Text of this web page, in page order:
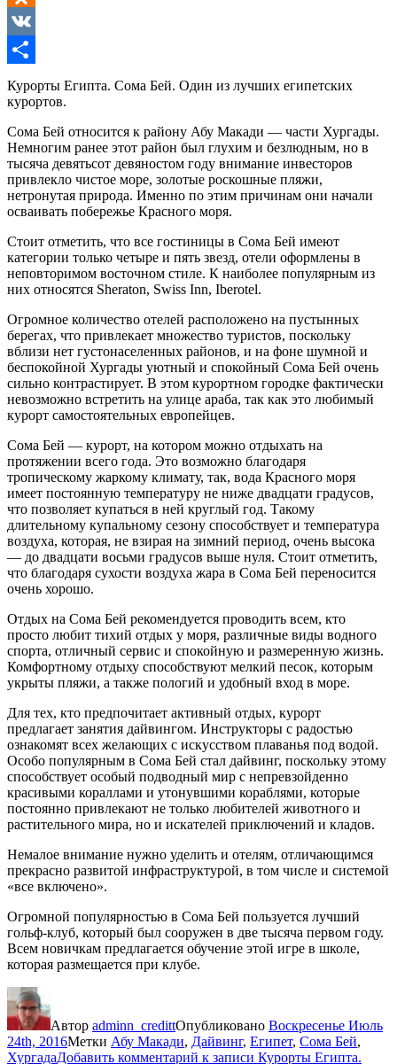
Odnoklassniki
VK
Отправить
Курорты Египта. Сома Бей. Один из лучших египетских
курортов.
Сома Бей относится к району Абу Макади — части Хургады.
Немногим ранее этот район был глухим и безлюдным, но в
тысяча девятьсот девяностом году внимание инвесторов
привлекло чистое море, золотые роскошные пляжи,
нетронутая природа. Именно по этим причинам они начали
осваивать побережье Красного моря.
Стоит отметить, что все гостиницы в Сома Бей имеют
категории только четыре и пять звезд, отели оформлены в
неповторимом восточном стиле. К наиболее популярным из
них относятся Sheraton, Swiss Inn, Iberotel.
Огромное количество отелей расположено на пустынных
берегах, что привлекает множество туристов, поскольку
вблизи нет густонаселенных районов, и на фоне шумной и
беспокойной Хургады уютный и спокойный Сома Бей очень
сильно контрастирует. В этом курортном городке фактически
невозможно встретить на улице араба, так как это любимый
курорт самостоятельных европейцев.
Сома Бей — курорт, на котором можно отдыхать на
протяжении всего года. Это возможно благодаря
тропическому жаркому климату, так, вода Красного моря
имеет постоянную температуру не ниже двадцати градусов,
что позволяет купаться в ней круглый год. Такому
длительному купальному сезону способствует и температура
воздуха, которая, не взирая на зимний период, очень высока
— до двадцати восьми градусов выше нуля. Стоит отметить,
что благодаря сухости воздуха жара в Сома Бей переносится
очень хорошо.
Отдых на Сома Бей рекомендуется проводить всем, кто
просто любит тихий отдых у моря, различные виды водного
спорта, отличный сервис и спокойную и размеренную жизнь.
Комфортному отдыху способствуют мелкий песок, которым
укрыты пляжи, а также пологий и удобный вход в море.
Для тех, кто предпочитает активный отдых, курорт
предлагает занятия дайвингом. Инструкторы с радостью
ознакомят всех желающих с искусством плаванья под водой.
Особо популярным в Сома Бей стал дайвинг, поскольку этому
способствует особый подводный мир с непревзойденно
красивыми кораллами и утонувшими кораблями, которые
постоянно привлекают не только любителей животного и
растительного мира, но и искателей приключений и кладов.
Немалое внимание нужно уделить и отелям, отличающимся
прекрасно развитой инфраструктурой, в том числе и системой
«все включено».
Огромной популярностью в Сома Бей пользуется лучший
гольф-клуб, который был сооружен в две тысяча первом году.
Всем новичкам предлагается обучение этой игре в школе,
которая размещается при клубе.
Автор adminn_credittОпубликовано Воскресенье Июль
24th, 2016Метки Абу Макади, Дайвинг, Египет, Сома Бей,
ХургадаДобавить комментарий к записи Курорты Египта.